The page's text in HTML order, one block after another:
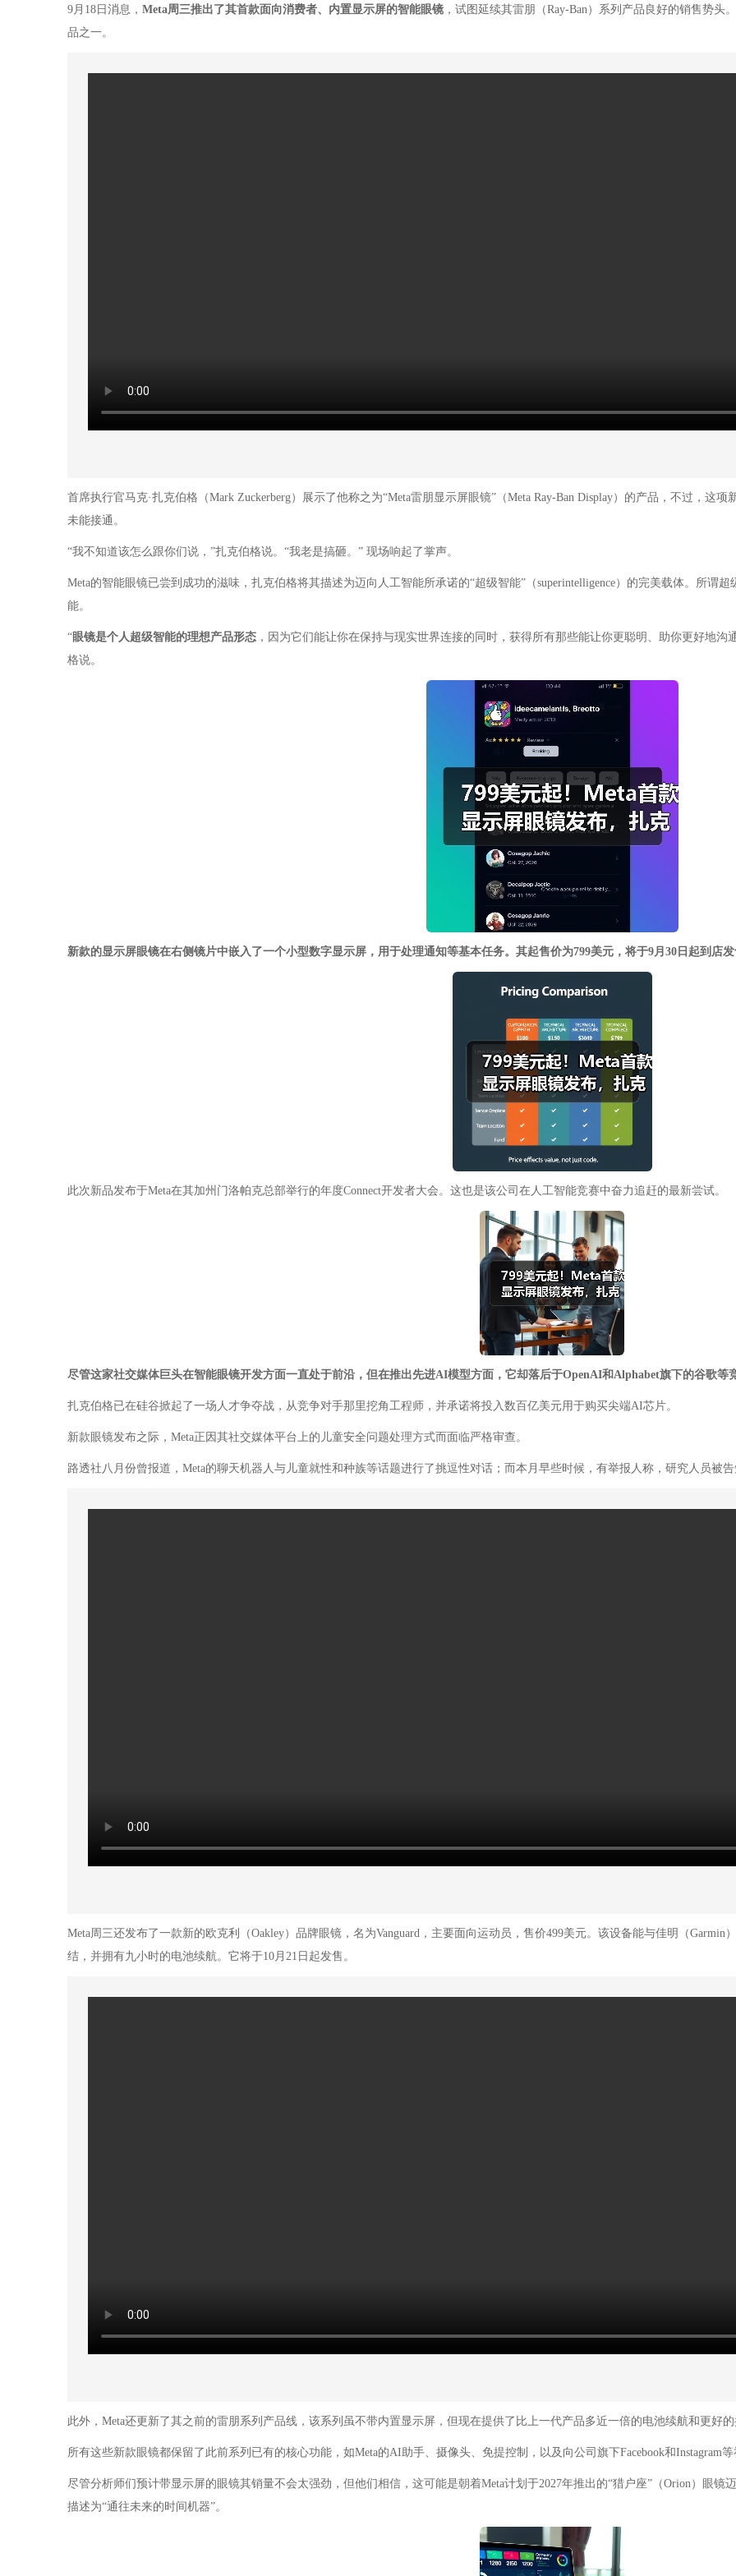
9月18日消息， Meta周三推出了其首款面向消费者、内置显示屏的智能眼镜 ，试图延续其雷朋（Ray-Ban）系列产品良好的销售势
品之一。
首席执行官马克·扎克伯格（Mark Zuckerberg）展示了他称之为“Meta雷朋显示屏眼镜”（Meta Ray-Ban Display）的产品，不过，这
未能接通。
“我不知道该怎么跟你们说，”扎克伯格说。“我老是搞砸。” 现场响起了掌声。
Meta的智能眼镜已尝到成功的滋味，扎克伯格将其描述为迈向人工智能所承诺的“超级智能”（superintelligence）的完美载体。所谓
能。
“眼镜是个人超级智能的理想产品形态 ，因为它们能让你在保持与现实世界连接的同时，获得所有那些能让你更聪明、助你更好地
格说。
新款的显示屏眼镜在右侧镜片中嵌入了一个小型数字显示屏，用于处理通知等基本任务。其起售价为799美元，将于9月30日起到店
此次新品发布于Meta在其加州门洛帕克总部举行的年度Connect开发者大会。这也是该公司在人工智能竞赛中奋力追赶的最新尝试。
尽管这家社交媒体巨头在智能眼镜开发方面一直处于前沿，但在推出先进AI模型方面，它却落后于OpenAI和Alphabet旗下的谷歌等
扎克伯格已在硅谷掀起了一场人才争夺战，从竞争对手那里挖角工程师，并承诺将投入数百亿美元用于购买尖端AI芯片。
新款眼镜发布之际，Meta正因其社交媒体平台上的儿童安全问题处理方式而面临严格审查。
路透社八月份曾报道，Meta的聊天机器人与儿童就性和种族等话题进行了挑逗性对话；而本月早些时候，有举报人称，研究人员被
Meta周三还发布了一款新的欧克利（Oakley）品牌眼镜，名为Vanguard，主要面向运动员，售价499美元。该设备能与佳明（
结，并拥有九小时的电池续航。它将于10月21日起发售。
此外，Meta还更新了其之前的雷朋系列产品线，该系列虽不带内置显示屏，但现在提供了比上一代产品多近一倍的电池续航和更好
所有这些新款眼镜都保留了此前系列已有的核心功能，如Meta的AI助手、摄像头、免提控制，以及向公司旗下Facebook和Instagram
尽管分析师们预计带显示屏的眼镜其销量不会太强劲，但他们相信，这可能是朝着Meta计划于2027年推出的“猎户座”（Orion）眼
描述为“通往未来的时间机器”。